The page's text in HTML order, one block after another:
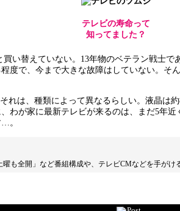
テレビの寿命って
知ってました？
い替えていない。13年物のベテラン戦士
で、今まで大きな故障はしていない。そ
は、種類によって異なるらしい。液晶は
わが家に最新テレビが来るのは、まだ5
。
も全開」など番組構成や、テレビCMなどを手がけ